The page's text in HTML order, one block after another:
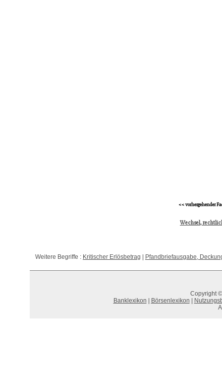
<< vorhergehender
Wechsel,
Weitere Begriffe : Kritischer Erlösbetrag Pfandbriefausgabe,
Copyright
Banklexikon
Börsenlexikon